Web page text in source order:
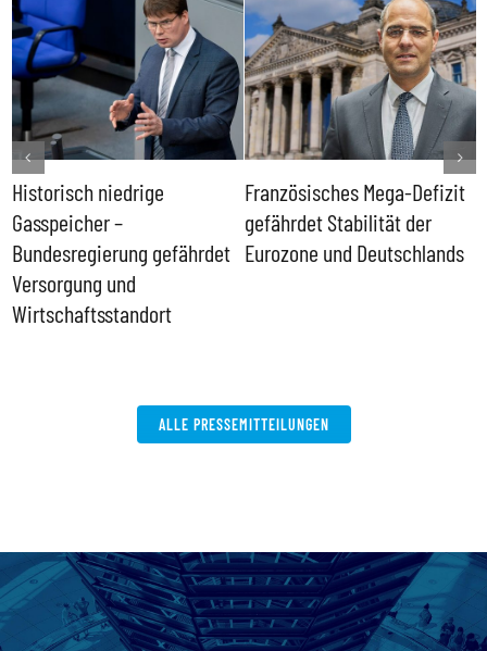
Historisch niedrige
Gasspeicher –
Bundesregierung gefährdet
Versorgung und
Wirtschaftsstandort
Französisches Mega-Defizit
gefährdet Stabilität der
Eurozone und Deutschlands
ALLE PRESSEMITTEILUNGEN